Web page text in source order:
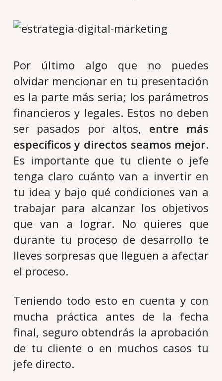
Por último algo que no puedes
olvidar mencionar en tu presentación
es la parte más seria; los parámetros
financieros y legales. Estos no deben
ser pasados por altos, entre más
específicos y directos seamos mejor.
Es importante que tu cliente o jefe
tenga claro cuánto van a invertir en
tu idea y bajo qué condiciones van a
trabajar para alcanzar los objetivos
que van a lograr. No quieres que
durante tu proceso de desarrollo te
lleves sorpresas que lleguen a afectar
el proceso.
Teniendo todo esto en cuenta y con
mucha práctica antes de la fecha
final, seguro obtendrás la aprobación
de tu cliente o en muchos casos tu
jefe directo.